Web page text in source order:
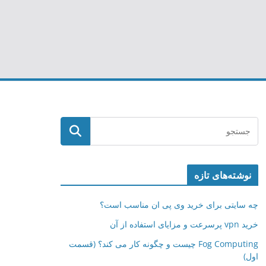
نوشته‌های تازه
چه سایتی برای خرید وی پی ان مناسب است؟
خرید vpn پرسرعت و مزایای استفاده از آن
Fog Computing چیست و چگونه کار می کند؟ (قسمت
اول)